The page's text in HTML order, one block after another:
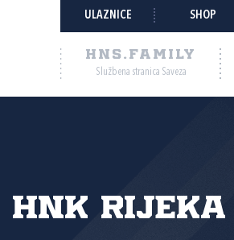
ULAZNICE SHOP
HNS.FAMILY
Službena stranica Saveza
HNK Rijeka